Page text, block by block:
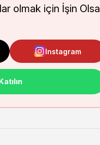
olmak için İşin Olsa
Instagram